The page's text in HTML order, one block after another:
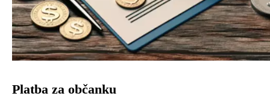
Platba za občanku